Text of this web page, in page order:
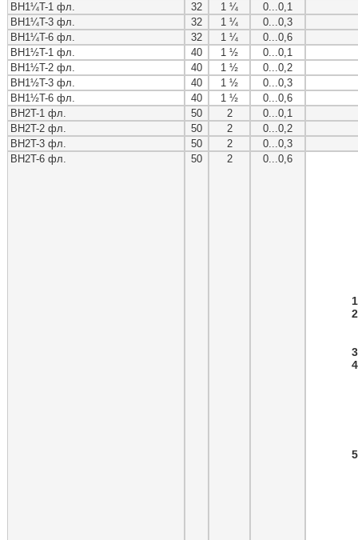
ВН1¼T-1 фл.
32 1 ¼
0...0,1
ВН1¼T-3 фл.
32 1 ¼
0...0,3
ВН1¼T-6 фл.
32 1 ¼
0...0,6
ВН1½T-1 фл.
40 1 ½
0...0,1
ВН1½T-2 фл.
40 1 ½
0...0,2
ВН1½T-3 фл.
40 1 ½
0...0,3
ВН1½T-6 фл.
40 1 ½
0...0,6
ВН2T-1 фл.
50 2
0...0,1
ВН2T-2 фл.
50 2
0...0,2
ВН2T-3 фл.
50 2
0...0,3
ВН2T-6 фл.
50 2 0...0,6